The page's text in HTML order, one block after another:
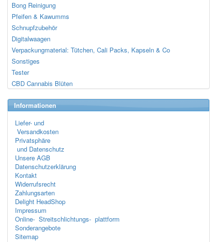
Bong Reinigung
Pfeifen & Kawumms
Schnupfzubehör
Digitalwaagen
Verpackungmaterial: Tütchen, Cali Packs, Kapseln & Co
Sonstiges
Tester
CBD Cannabis Blüten
Informationen
Liefer- und
Versandkosten
Privatsphäre
und Datenschutz
Unsere AGB
Datenschutzerklärung
Kontakt
Widerrufsrecht
Zahlungsarten
Delight HeadShop
Impressum
Online- Streitschlichtungs- plattform
Sonderangebote
Sitemap